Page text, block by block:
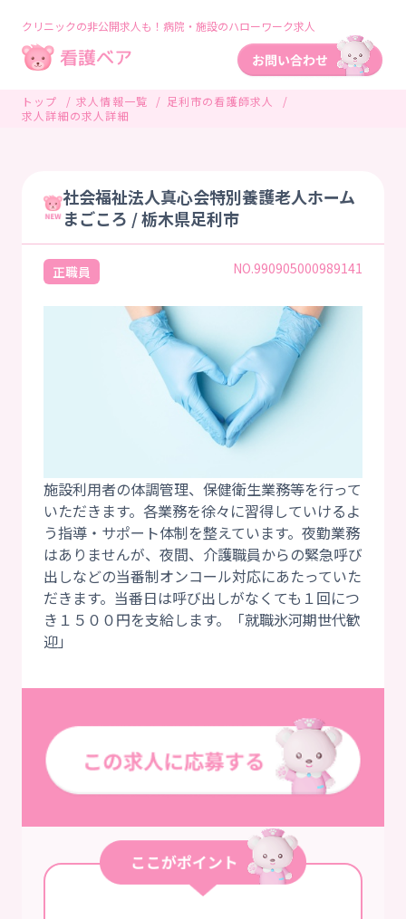
クリニックの非公開求人も！病院・施設のハローワーク求人
トップ 求人情報一覧
足利市の看護師求人
求人詳細の求人詳細
社会福祉法人真心会特別養護老人ホーム
まごころ / 栃木県足利市
正職員 NO.990905000989141
施設利用者の体調管理、保健衛生業務等を行って
いただきます。各業務を徐々に習得していけるよ
う指導・サポート体制を整えています。夜勤業務
はありませんが、夜間、介護職員からの緊急呼び
出しなどの当番制オンコール対応にあたっていた
だきます。当番日は呼び出しがなくても１回につ
き１５００円を支給します。「就職氷河期世代歓